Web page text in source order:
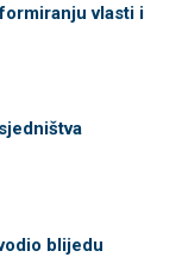
vlasti i
blijedu